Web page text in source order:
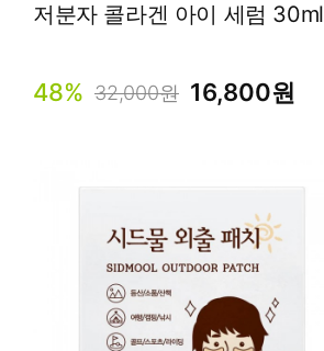
저분자 콜라겐 아이 세럼 30ml
48% 32,000원 16,800원